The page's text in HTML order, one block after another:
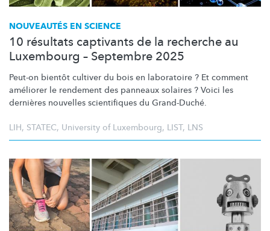
NOUVEAUTÉS EN SCIENCE
10 résultats captivants de la recherche au
Luxembourg – Septembre 2025
Peut-on bientôt cultiver du bois en laboratoire ? Et comment
améliorer le rendement des panneaux solaires ? Voici les
dernières nouvelles scientifiques du Grand-Duché.
LIH, STATEC, University of Luxembourg, LIST, LNS